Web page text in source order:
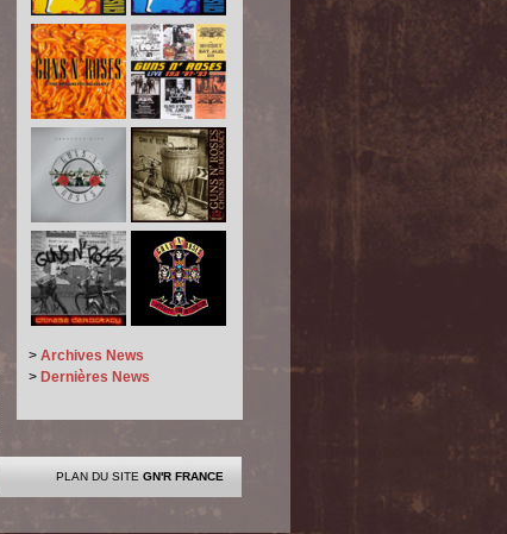
> Archives News
> Dernières News
PLAN DU SITE GN'R FRANCE